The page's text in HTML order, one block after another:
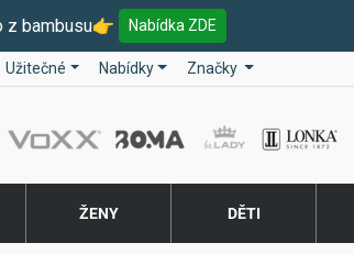
z bambusu👉 Nabídka ZDE
Užitečné Nabídky Značky
ŽENY DĚTI